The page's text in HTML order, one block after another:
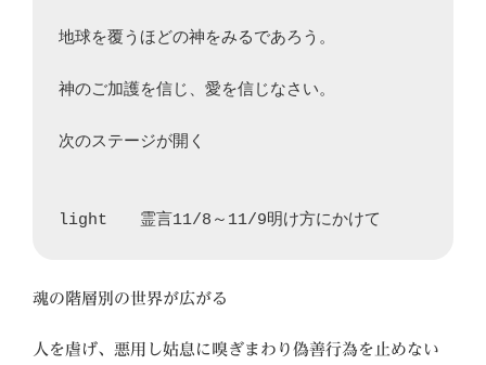
地球を覆うほどの神をみるであろう。
神のご加護を信じ、愛を信じなさい。
次のステージが開く
light　　霊言11/8～11/9明け方にかけて
魂の階層別の世界が広がる
人を虐げ、悪用し姑息に嗅ぎまわり偽善行為を止めない